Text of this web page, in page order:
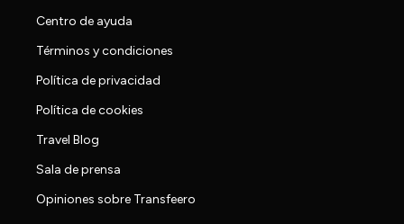
Centro de ayuda
Términos y condiciones
Política de privacidad
Política de cookies
Travel Blog
Sala de prensa
Opiniones sobre Transfeero